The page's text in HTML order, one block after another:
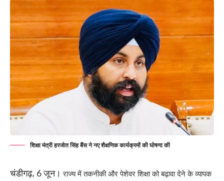
शिक्षा मंत्री हरजोत सिंह बैंस ने नए शैक्षणिक कार्यक्रमों की घोषणा की
चंडीगढ़, 6 जून।राज्य में तकनीकी और पेशेवर शिक्षा को बढ़ावा देने के व्यापक